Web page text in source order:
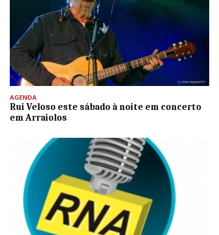
AGENDA
Rui Veloso este sábado à noite em concerto
em Arraiolos